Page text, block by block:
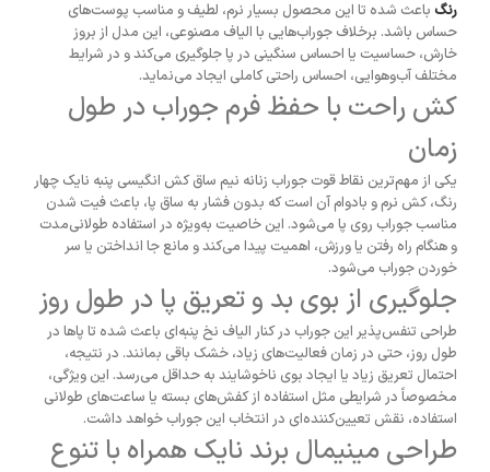
رنگ باعث شده تا این محصول بسیار نرم، لطیف و مناسب پوست‌های
حساس باشد. برخلاف جوراب‌هایی با الیاف مصنوعی، این مدل از بروز
خارش، حساسیت یا احساس سنگینی در پا جلوگیری می‌کند و در شرایط
مختلف آب‌وهوایی، احساس راحتی کاملی ایجاد می‌نماید.
کش راحت با حفظ فرم جوراب در طول
زمان
یکی از مهم‌ترین نقاط قوت جوراب زنانه نیم ساق کش انگیسی پنبه نایک چهار
رنگ، کش نرم و بادوام آن است که بدون فشار به ساق پا، باعث فیت شدن
مناسب جوراب روی پا می‌شود. این خاصیت به‌ویژه در استفاده طولانی‌مدت
و هنگام راه رفتن یا ورزش، اهمیت پیدا می‌کند و مانع جا انداختن یا سر
خوردن جوراب می‌شود.
جلوگیری از بوی بد و تعریق پا در طول روز
طراحی تنفس‌پذیر این جوراب در کنار الیاف نخ پنبه‌ای باعث شده تا پاها در
طول روز، حتی در زمان فعالیت‌های زیاد، خشک باقی بمانند. در نتیجه،
احتمال تعریق زیاد یا ایجاد بوی ناخوشایند به حداقل می‌رسد. این ویژگی،
مخصوصاً در شرایطی مثل استفاده از کفش‌های بسته یا ساعت‌های طولانی
استفاده، نقش تعیین‌کننده‌ای در انتخاب این جوراب خواهد داشت.
طراحی مینیمال برند نایک همراه با تنوع